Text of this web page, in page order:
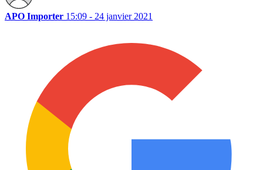
APO Importer 15:09 - 24 janvier 2021